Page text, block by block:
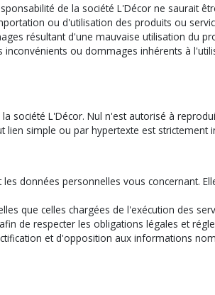
de la société L'Décor ne saurait
ou d'utilisation des produits ou
résultant d'une mauvaise utilisation du
ou dommages inhérents à
société L'Décor. Nul n'est autorisé à
simple ou par hypertexte est strictement
données personnelles vous concernant.
que celles chargées de l'exécution des
de respecter les obligations légales et
et d'opposition aux informations